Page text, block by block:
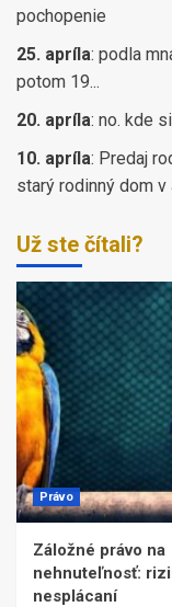
pochopenie
25. apríla: podla
potom 19...
20. apríla: no. kde
10. apríla: Predaj
starý rodinný dom v
Už ste čítali?
Právo
Záložné právo na
nehnuteľnosť:
nesplácaní